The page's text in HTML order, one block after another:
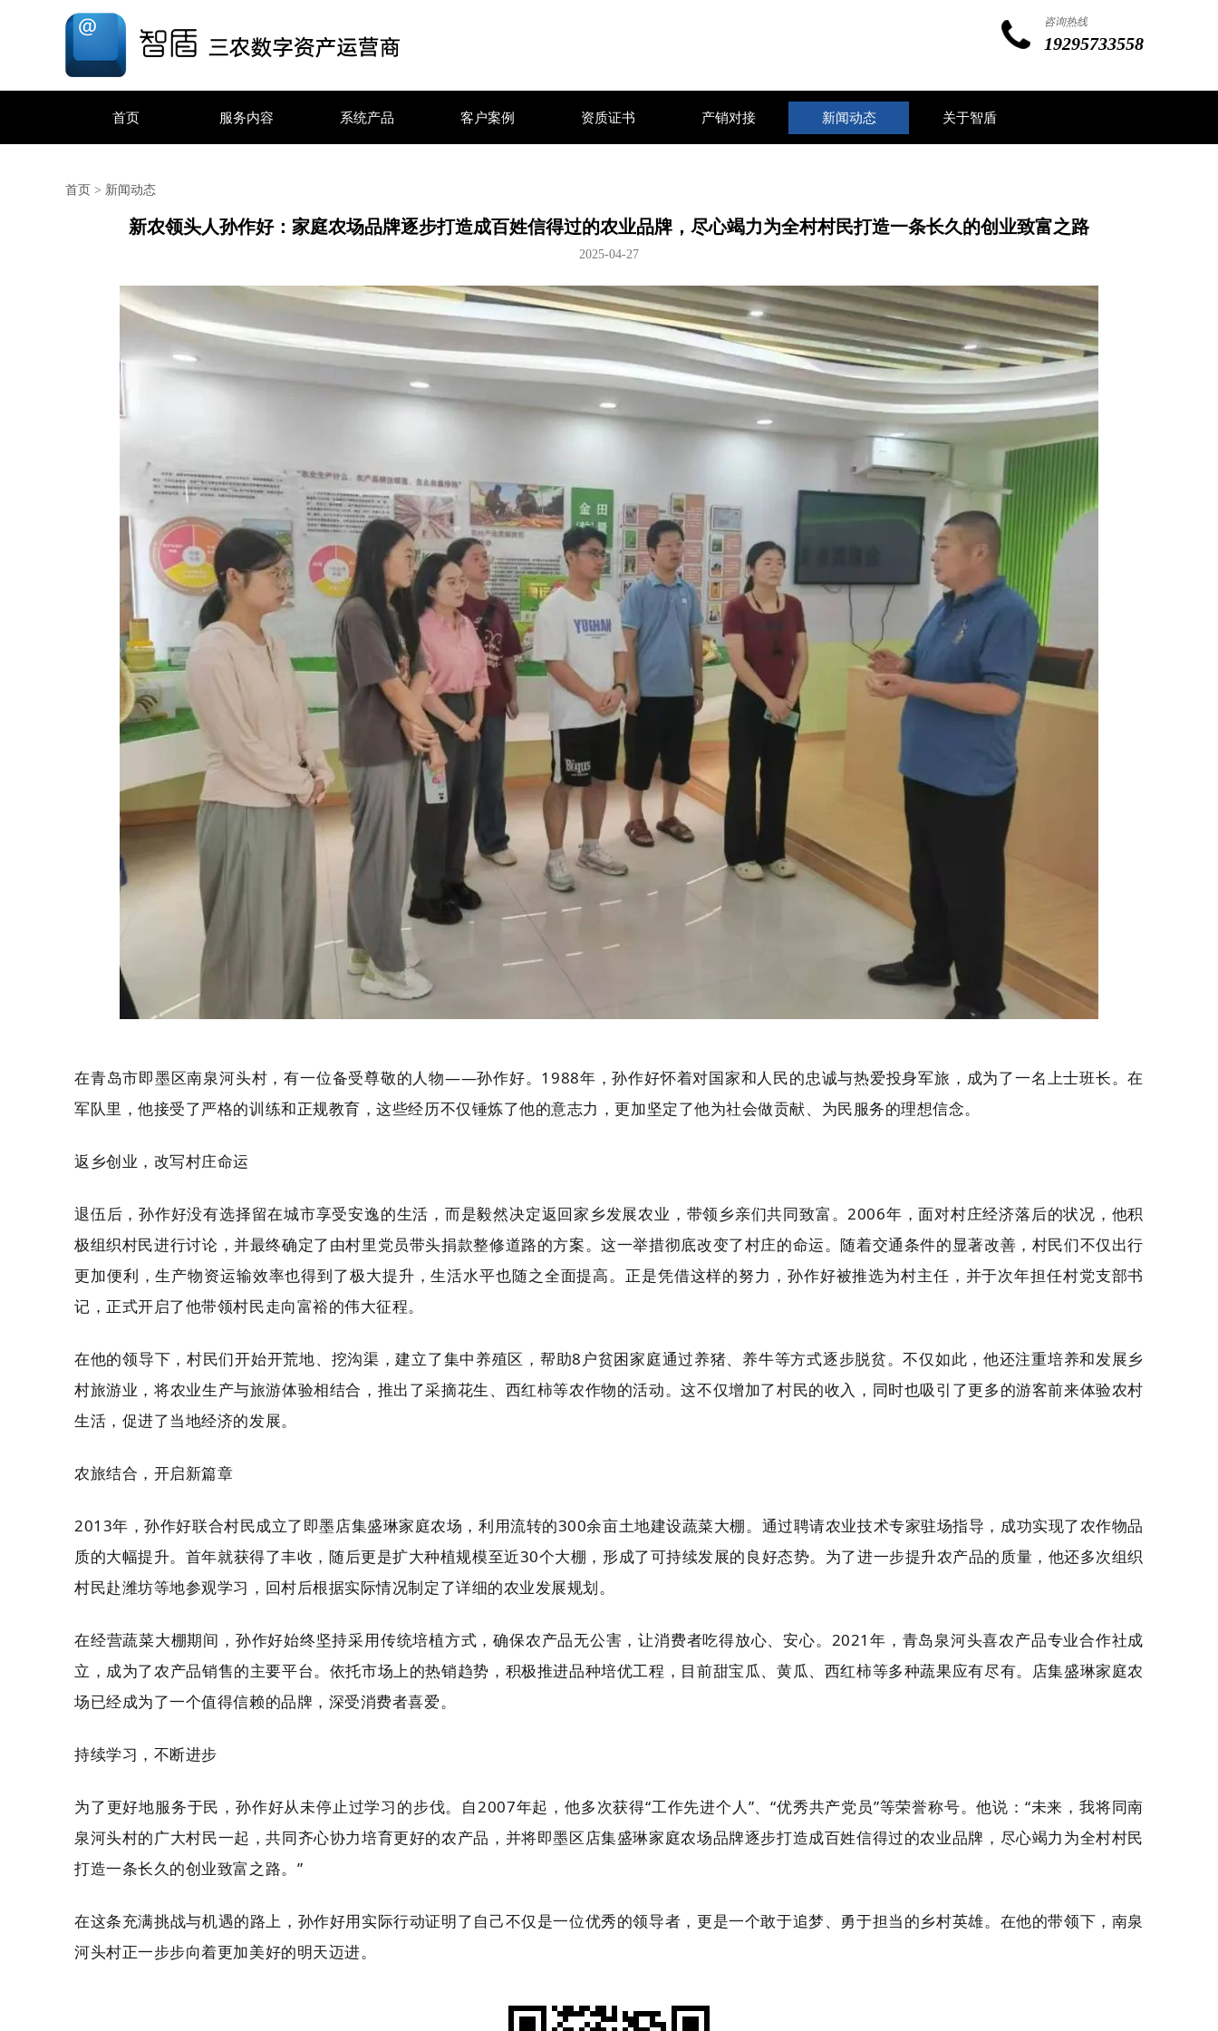
咨询热线
19295733558
首页 服务内容 系统产品 客户案例 资质证书 产销对接 新闻动态 关于智盾
首页 > 新闻动态
新农领头人孙作好：家庭农场品牌逐步打造成百姓信得过的农业品牌，尽心竭力为全村村民打造一条长久的创业致富之路
2025-04-27
在青岛市即墨区南泉河头村，有一位备受尊敬的人物——孙作好。1988年，孙作好怀着对国家和人民的忠诚与热爱投身军旅，成为了一名上士班长。在
军队里，他接受了严格的训练和正规教育，这些经历不仅锤炼了他的意志力，更加坚定了他为社会做贡献、为民服务的理想信念。
返乡创业，改写村庄命运
退伍后，孙作好没有选择留在城市享受安逸的生活，而是毅然决定返回家乡发展农业，带领乡亲们共同致富。2006年，面对村庄经济落后的状况，他积
极组织村民进行讨论，并最终确定了由村里党员带头捐款整修道路的方案。这一举措彻底改变了村庄的命运。随着交通条件的显著改善，村民们不仅出行
更加便利，生产物资运输效率也得到了极大提升，生活水平也随之全面提高。正是凭借这样的努力，孙作好被推选为村主任，并于次年担任村党支部书
记，正式开启了他带领村民走向富裕的伟大征程。
在他的领导下，村民们开始开荒地、挖沟渠，建立了集中养殖区，帮助8户贫困家庭通过养猪、养牛等方式逐步脱贫。不仅如此，他还注重培养和发展乡
村旅游业，将农业生产与旅游体验相结合，推出了采摘花生、西红柿等农作物的活动。这不仅增加了村民的收入，同时也吸引了更多的游客前来体验农村
生活，促进了当地经济的发展。
农旅结合，开启新篇章
2013年，孙作好联合村民成立了即墨店集盛琳家庭农场，利用流转的300余亩土地建设蔬菜大棚。通过聘请农业技术专家驻场指导，成功实现了农作物品
质的大幅提升。首年就获得了丰收，随后更是扩大种植规模至近30个大棚，形成了可持续发展的良好态势。为了进一步提升农产品的质量，他还多次组织
村民赴潍坊等地参观学习，回村后根据实际情况制定了详细的农业发展规划。
在经营蔬菜大棚期间，孙作好始终坚持采用传统培植方式，确保农产品无公害，让消费者吃得放心、安心。2021年，青岛泉河头喜农产品专业合作社成
立，成为了农产品销售的主要平台。依托市场上的热销趋势，积极推进品种培优工程，目前甜宝瓜、黄瓜、西红柿等多种蔬果应有尽有。店集盛琳家庭农
场已经成为了一个值得信赖的品牌，深受消费者喜爱。
持续学习，不断进步
为了更好地服务于民，孙作好从未停止过学习的步伐。自2007年起，他多次获得“工作先进个人”、“优秀共产党员”等荣誉称号。他说：“未来，我将同南
泉河头村的广大村民一起，共同齐心协力培育更好的农产品，并将即墨区店集盛琳家庭农场品牌逐步打造成百姓信得过的农业品牌，尽心竭力为全村村民
打造一条长久的创业致富之路。”
在这条充满挑战与机遇的路上，孙作好用实际行动证明了自己不仅是一位优秀的领导者，更是一个敢于追梦、勇于担当的乡村英雄。在他的带领下，南泉
河头村正一步步向着更加美好的明天迈进。